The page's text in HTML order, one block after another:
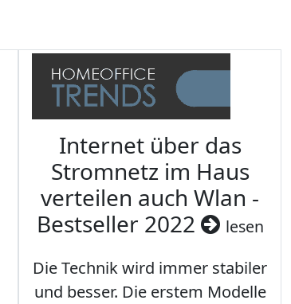
Internet über das
Stromnetz im Haus
verteilen auch Wlan -
Bestseller 2022
lesen
Die Technik wird immer stabiler
und besser. Die erstem Modelle